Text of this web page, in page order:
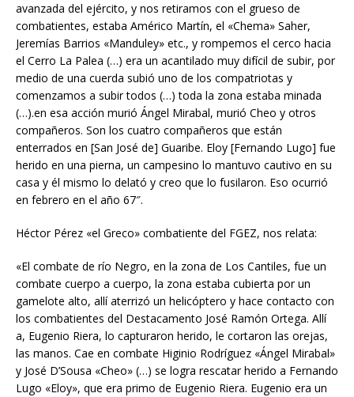
avanzada del ejército, y nos retiramos con el grueso de
combatientes, estaba Américo Martín, el «Chema» Saher,
Jeremías Barrios «Manduley» etc., y rompemos el cerco hacia
el Cerro La Palea (…) era un acantilado muy difícil de subir, por
medio de una cuerda subió uno de los compatriotas y
comenzamos a subir todos (…) toda la zona estaba minada
(…).en esa acción murió Ángel Mirabal, murió Cheo y otros
compañeros. Son los cuatro compañeros que están
enterrados en [San José de] Guaribe. Eloy [Fernando Lugo] fue
herido en una pierna, un campesino lo mantuvo cautivo en su
casa y él mismo lo delató y creo que lo fusilaron. Eso ocurrió
en febrero en el año 67″.
Héctor Pérez «el Greco» combatiente del FGEZ, nos relata:
«El combate de río Negro, en la zona de Los Cantiles, fue un
combate cuerpo a cuerpo, la zona estaba cubierta por un
gamelote alto, allí aterrizó un helicóptero y hace contacto con
los combatientes del Destacamento José Ramón Ortega. Allí
a, Eugenio Riera, lo capturaron herido, le cortaron las orejas,
las manos. Cae en combate Higinio Rodríguez «Ángel Mirabal»
y José D’Sousa «Cheo» (…) se logra rescatar herido a Fernando
Lugo «Eloy», que era primo de Eugenio Riera. Eugenio era un